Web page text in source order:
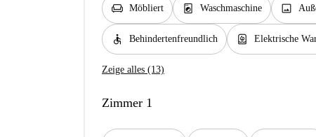
chair Möbliert local_laundry_service Waschmaschine image
accessible Behindertenfreundlich water_heater Elektrische
Zeige alles (13)
Zimmer 1